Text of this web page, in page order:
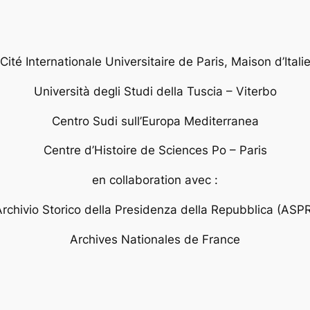
Cité Internationale Universitaire de Paris, Maison d’Italie
Università degli Studi della Tuscia – Viterbo
Centro Sudi sull’Europa Mediterranea
Centre d’Histoire de Sciences Po – Paris
en collaboration avec :
Storico della Presidenza della Repubblica
Archives Nationales de France